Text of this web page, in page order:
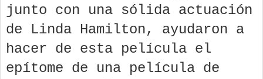
junto con una sólida actuación
de Linda Hamilton, ayudaron a
hacer de esta película el
epítome de una película de